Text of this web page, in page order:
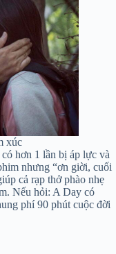
xúc
hơn 1 lần bị áp lực và
nhưng “ơn giời, cuối
cả rạp thở phào nhẹ
Nếu hỏi: A Day có
phí 90 phút cuộc đời